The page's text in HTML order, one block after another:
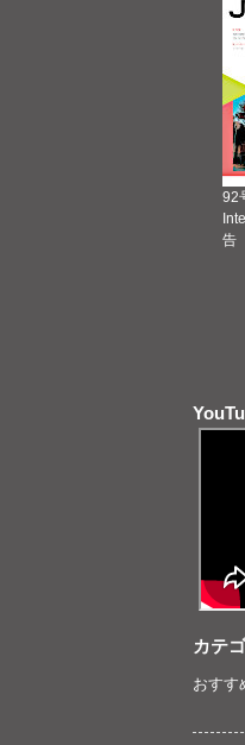
92
告
カテ
おすす